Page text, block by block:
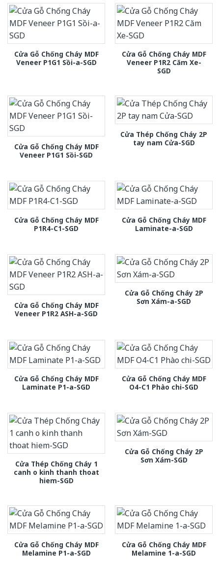
Cửa Gỗ Chống Cháy MDF
Veneer P1G1 Sồi-a-SGD
Cửa Gỗ Chống Cháy MDF
Veneer P1R2 Căm Xe-
SGD
Cửa Gỗ Chống Cháy MDF
Veneer P1G1 Sồi-SGD
Cửa Thép Chống Cháy 2P
tay nam Cửa-SGD
Cửa Gỗ Chống Cháy MDF
P1R4-C1-SGD
Cửa Gỗ Chống Cháy MDF
Laminate-a-SGD
Cửa Gỗ Chống Cháy MDF
Veneer P1R2 ASH-a-SGD
Cửa Gỗ Chống Cháy 2P
Sơn Xám-a-SGD
Cửa Gỗ Chống Cháy MDF
Laminate P1-a-SGD
Cửa Gỗ Chống Cháy MDF
O4-C1 Phào chi-SGD
Cửa Thép Chống Cháy 1
canh o kinh thanh thoat
hiem-SGD
Cửa Gỗ Chống Cháy 2P
Sơn Xám-SGD
Cửa Gỗ Chống Cháy MDF
Melamine P1-a-SGD
Cửa Gỗ Chống Cháy MDF
Melamine 1-a-SGD